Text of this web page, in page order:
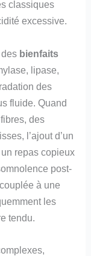
classiques
excessive.
bienfaits
lipase,
des
fluide. Quand
des
l’ajout d’un
repas copieux
post-
à une
les
tendu.